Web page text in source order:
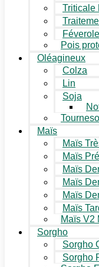
Triticale
Féverole
Pois
Oléagineux
Colza
Lin
Soja
Tournesol
Maïs
Maïs
Maïs
Maïs
Maïs
Maïs
Maïs
Maïs V2
Sorgho
Sorgho
Sorgho